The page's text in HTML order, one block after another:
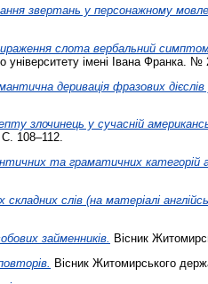
звертань у персонажному
слота вербальний
університету імені Івана Франка. №
деривація фразових дієслів у
злочинець у сучасній
108–112.
та граматичних категорій
складних слів (на матеріалі
займенників. Вісник
Вісник Житомирського